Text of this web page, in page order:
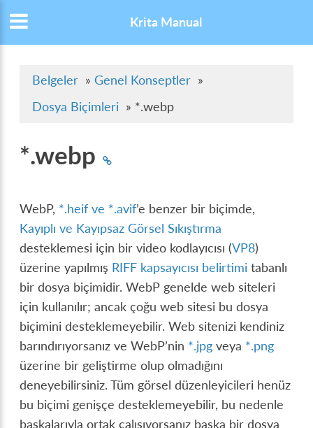
Krita Manual
Belgeler » Genel Konseptler »
Dosya Biçimleri » *.webp
*.webp
WebP, *.heif ve *.avif’e benzer bir biçimde,
Kayıplı ve Kayıpsaz Görsel Sıkıştırma
desteklemesi için bir video kodlayıcısı (VP8)
üzerine yapılmış RIFF kapsayıcısı belirtimi tabanlı
bir dosya biçimidir. WebP genelde web siteleri
için kullanılır; ancak çoğu web sitesi bu dosya
biçimini desteklemeyebilir. Web sitenizi kendiniz
barındırıyorsanız ve WebP’nin *.jpg veya *.png
üzerine bir geliştirme olup olmadığını
deneyebilirsiniz. Tüm görsel düzenleyicileri henüz
bu biçimi genişçe desteklemeyebilir, bu nedenle
başkalarıyla ortak çalışıyorsanız başka bir dosya